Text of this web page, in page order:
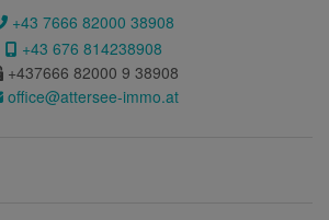
+43 7666 82000 38908
+43 676 814238908
+437666 82000 9 38908
office@attersee-immo.at